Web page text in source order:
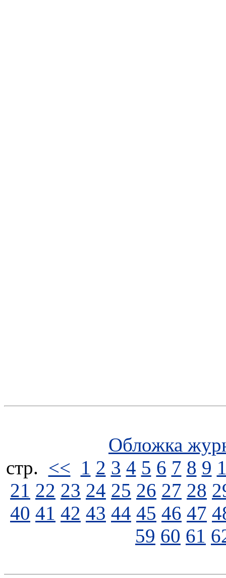
Обложка
стp. << 1 2 3 4 5 6 7 8 9
21 22 23 24 25 26 27 28
40 41 42 43 44 45 46 47
59 60 61